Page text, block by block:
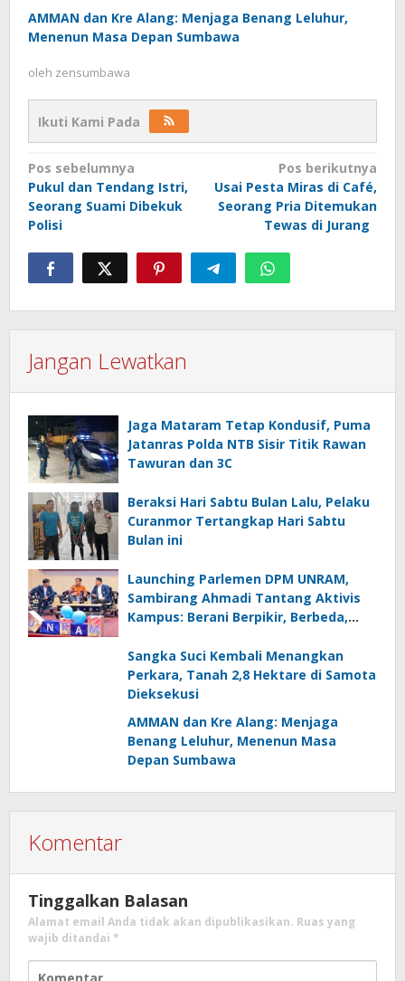
AMMAN dan Kre Alang: Menjaga Benang Leluhur,
Menenun Masa Depan Sumbawa
oleh zensumbawa
Ikuti Kami Pada
Navigasi
pos
Pos sebelumnya
Pukul dan Tendang Istri,
Seorang Suami Dibekuk
Polisi
Pos berikutnya
Usai Pesta Miras di Café,
Seorang Pria Ditemukan
Tewas di Jurang
Jangan Lewatkan
Jaga Mataram Tetap Kondusif, Puma
Jatanras Polda NTB Sisir Titik Rawan
Tawuran dan 3C
Beraksi Hari Sabtu Bulan Lalu, Pelaku
Curanmor Tertangkap Hari Sabtu
Bulan ini
Launching Parlemen DPM UNRAM,
Sambirang Ahmadi Tantang Aktivis
Kampus: Berani Berpikir, Berbeda,
Sangka Suci Kembali Menangkan
Perkara, Tanah 2,8 Hektare di Samota
Dieksekusi
AMMAN dan Kre Alang: Menjaga
Benang Leluhur, Menenun Masa
Depan Sumbawa
Komentar
Tinggalkan Balasan
Alamat email Anda tidak akan dipublikasikan. Ruas yang
wajib ditandai *